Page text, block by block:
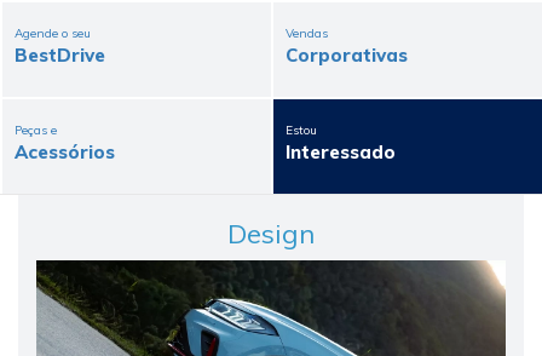
Agende o seu
BestDrive
Vendas
Corporativas
Peças e
Acessórios
Estou
Interessado
Design
Anterior